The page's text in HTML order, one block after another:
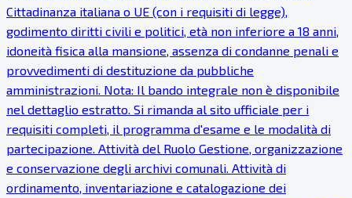
Cittadinanza italiana o UE (con i requisiti di legge),
godimento diritti civili e politici, età non inferiore a 18 anni,
idoneità fisica alla mansione, assenza di condanne penali e
provvedimenti di destituzione da pubbliche
amministrazioni. Nota: Il bando integrale non è disponibile
nel dettaglio estratto. Si rimanda al sito ufficiale per i
requisiti completi, il programma d'esame e le modalità di
partecipazione. Attività del Ruolo Gestione, organizzazione
e conservazione degli archivi comunali. Attività di
ordinamento, inventariazione e catalogazione dei